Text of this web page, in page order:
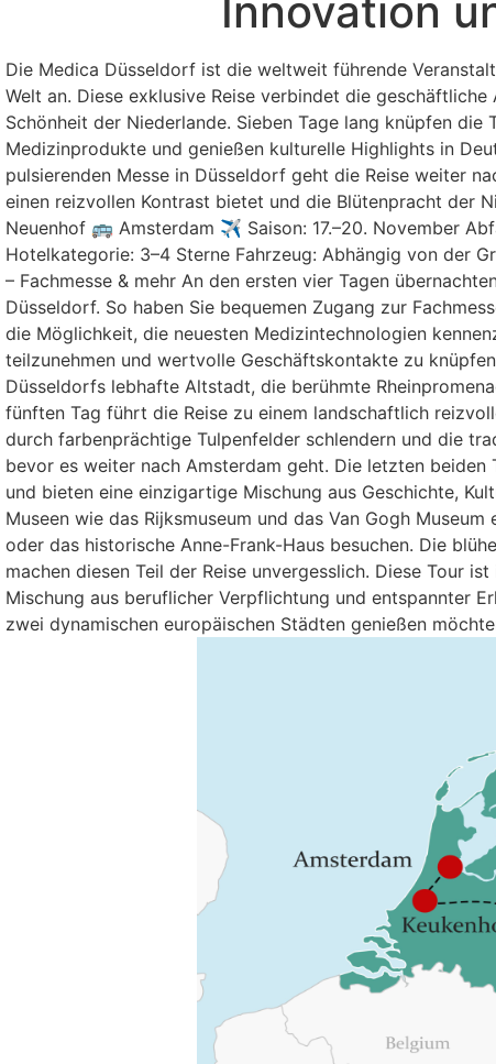
Innovation
Die Medica Düsseldorf ist die weltweit führende
Welt an. Diese exklusive Reise verbindet die
Schönheit der Niederlande. Sieben Tage lang knüpfen
Medizinprodukte und genießen kulturelle Highlights in
pulsierenden Messe in Düsseldorf geht die Reise weiter
einen reizvollen Kontrast bietet und die Blütenpracht
Neuenhof 🚌 Amsterdam ✈ Saison: 17.–20. November
Hotelkategorie: 3–4 Sterne Fahrzeug: Abhängig von der
– Fachmesse & mehr An den ersten vier Tagen
Düsseldorf. So haben Sie bequemen Zugang zur
die Möglichkeit, die neuesten Medizintechnologien
teilzunehmen und wertvolle Geschäftskontakte zu
Düsseldorfs lebhafte Altstadt, die berühmte
fünften Tag führt die Reise zu einem landschaftlich
durch farbenprächtige Tulpenfelder schlendern und die
bevor es weiter nach Amsterdam geht. Die letzten
und bieten eine einzigartige Mischung aus Geschichte,
Museen wie das Rijksmuseum und das Van Gogh
oder das historische Anne-Frank-Haus besuchen. Die
machen diesen Teil der Reise unvergesslich. Diese Tour
Mischung aus beruflicher Verpflichtung und entspannter
zwei dynamischen europäischen Städten genießen